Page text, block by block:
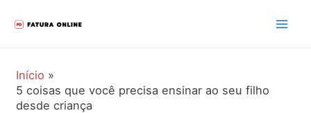
para
conteúdo
Início
5 coisas que você precisa ensinar ao seu filho
desde criança